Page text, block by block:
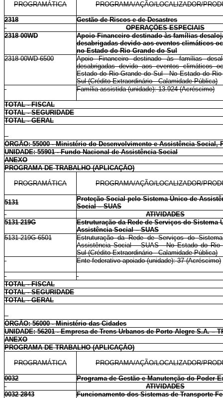
PROGRAMÁTICA PROGRAMA/AÇÃO/LOCALIZADOR/
2318
Gestão de Riscos e de Desastres
OPERAÇÕES ESPECIAIS
2318 00WD
Apoio Financeiro destinado às famílias
desabrigadas devido aos eventos climáticos
no Estado do Rio Grande do Sul
2318 00WD 6500
Apoio Financeiro destinado às famílias
desabrigadas devido aos eventos climáticos
Estado do Rio Grande do Sul - No Estado do Rio
Sul (Crédito Extraordinário - Calamidade Pública)
Família assistida (unidade): 13.924 (Acréscimo)
TOTAL - FISCAL
TOTAL - SEGURIDADE
TOTAL - GERAL
ÓRGÃO: 55000 - Ministério do Desenvolvimento e Assistência Social,
UNIDADE: 55901 - Fundo Nacional de Assistência Social
ANEXO
PROGRAMA DE TRABALHO (APLICAÇÃO)
PROGRAMÁTICA PROGRAMA/AÇÃO/LOCALIZADOR/
5131
Proteção Social pelo Sistema Único de
Social – SUAS
ATIVIDADES
5131 219G
Estruturação da Rede de Serviços do Sistema
Assistência Social – SUAS
5131 219G 6501
Estruturação da Rede de Serviços do
Assistência Social – SUAS - No Estado do Rio
Sul (Crédito Extraordinário - Calamidade Pública)
Ente federativo apoiado (unidade): 37 (Acréscimo)
TOTAL - FISCAL
TOTAL - SEGURIDADE
TOTAL - GERAL
ÓRGÃO: 56000 - Ministério das Cidades
UNIDADE: 56201 - Empresa de Trens Urbanos de Porto Alegre S.A. –
ANEXO
PROGRAMA DE TRABALHO (APLICAÇÃO)
PROGRAMÁTICA PROGRAMA/AÇÃO/LOCALIZADOR/
0032
Programa de Gestão e Manutenção do Poder
ATIVIDADES
0032 2843
Funcionamento dos Sistemas de Transporte